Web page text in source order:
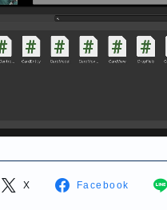
X Facebook